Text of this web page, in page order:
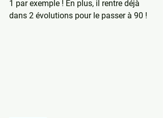
1 par exemple ! En plus, il rentre déjà
dans 2 évolutions pour le passer à 90 !